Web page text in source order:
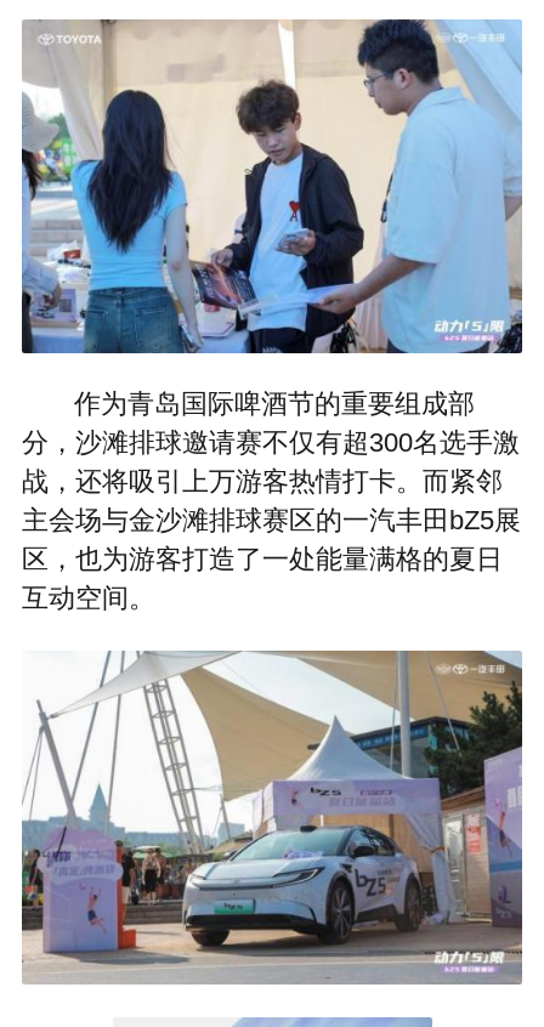
作为青岛国际啤酒节的重要组成部
分，沙滩排球邀请赛不仅有超300名选手激
战，还将吸引上万游客热情打卡。而紧邻
主会场与金沙滩排球赛区的一汽丰田bZ5展
区，也为游客打造了一处能量满格的夏日
互动空间。